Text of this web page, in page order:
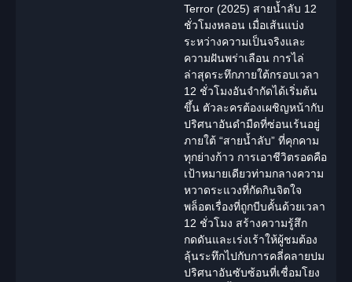
Terror (2025) สายน้ำลับ 12
ชั่วโมงหลอน เมื่อเส้นแบ่ง
ระหว่างความเป็นจริงและ
ความฝันพร่าเลือน การไล่
ล่าสุดระทึกภายใต้กรอบเวลา
12 ชั่วโมงอันจำกัดได้เริ่มต้น
ขึ้น ตัวละครต้องเผชิญหน้ากับ
ปริศนาอันดำมืดที่ซ่อนเร้นอยู่
ภายใต้ “สายน้ำลับ” ที่คุกคาม
ทุกย่างก้าว การเอาชีวิตรอดคือ
เป้าหมายเดียวท่ามกลางความ
หวาดระแวงที่กัดกินจิตใจ
พล็อตเรื่องที่ถูกบีบคั้นด้วยเวลา
12 ชั่วโมง สร้างความรู้สึก
กดดันและเร่งเร้าให้ผู้ชมต้อง
ลุ้นระทึกไปกับการคลี่คลายปม
ปริศนาอันซับซ้อนที่เชื่อมโยง